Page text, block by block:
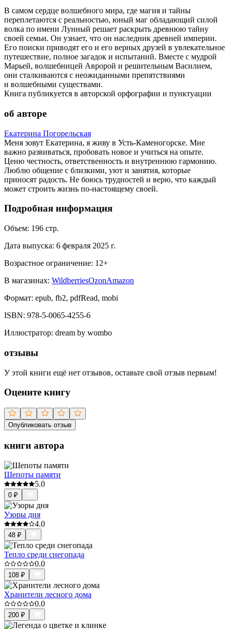
В самом сердце волшебного мира, где магия и тайны
переплетаются с реальностью, юный маг обладающий силой
волка по имени Лунный решает раскрыть древнюю тайну
своей семьи. Он узнает, что он наследник древней империи.
Его поиски приводят его и его верных друзей в увлекательное
путешествие, полное загадок и испытаний. Вместе с мудрой
Марьей, волшебницей Авророй и решительным Василием,
они сталкиваются с неожиданными препятствиями
и волшебными существами.
Книга публикуется в авторской орфографии и пунктуации
об авторе
Екатерина Погорельская
Меня зовут Екатерина, я живу в Усть-Каменогорске. Мне
важно развиваться, пробовать новое и учиться на опыте.
Ценю честность, ответственность и внутреннюю гармонию.
Люблю общение с близкими, уют и занятия, которые
приносят радость. Не боюсь трудностей и верю, что каждый
может строить жизнь по-настоящему своей.
Подробная информация
Объем: 196 стр.
Дата выпуска: 6 февраля 2025 г.
Возрастное ограничение: 12+
В магазинах: WildberriesOzonAmazon
Формат: epub, fb2, pdfRead, mobi
ISBN: 978-5-0065-4255-6
Иллюстратор: dream by wombo
отзывы
У этой книги ещё нет отзывов, оставьте свой отзыв первым!
Оцените книгу
Опубликовать отзыв
книги автора
Шепоты памяти
5.0
0 ₽
Узоры дня
4.0
48 ₽
Тепло среди снегопада
0.0
108 ₽
Хранители лесного дома
0.0
200 ₽